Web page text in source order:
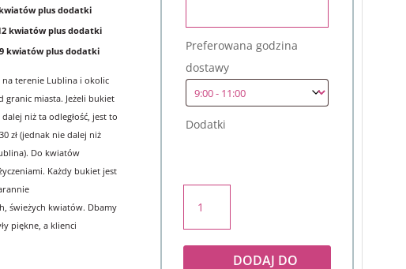
plus dodatki
kwiatów plus dodatki
kwiatów plus dodatki
na terenie Lublina i okolic
miasta. Jeżeli bukiet
niż ta odległość, jest to
zł (jednak nie dalej niż
Do kwiatów
Każdy bukiet jest
świeżych kwiatów. Dbamy
piękne, a klienci
Preferowana godzina
dostawy
Dodatki
Bukiet
z
bordowej
DODAJ DO